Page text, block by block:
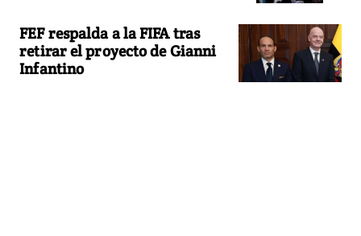
FEF respalda a la FIFA tras
retirar el proyecto de Gianni
Infantino